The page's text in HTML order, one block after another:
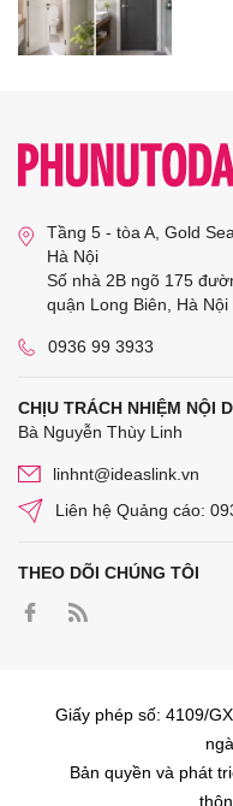
Tầng 5 - tòa A, Gold
Hà Nội
Số nhà 2B ngõ 175
quận Long Biên, Hà Nội
0936 99 3933
CHỊU TRÁCH NHIỆM NỘI
Bà Nguyễn Thùy Linh
linhnt@ideaslink.vn
Liên hệ Quảng cáo:
THEO DÕI CHÚNG TÔI
Giấy phép số: 4109/
Bản quyền và phát